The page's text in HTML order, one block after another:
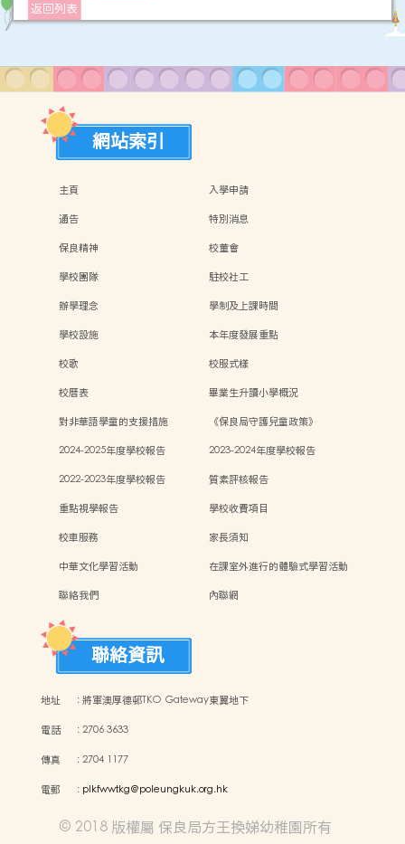
返回列表
網站索引
主頁
入學申請
通告
特別消息
保良精神
校董會
學校團隊
駐校社工
辦學理念
學制及上課時間
學校設施
本年度發展重點
校歌
校服式樣
校曆表
畢業生升讀小學概況
對非華語學童的支援措施
《保良局守護兒童政策》
2024-2025年度學校報告
2023-2024年度學校報告
2022-2023年度學校報告
質素評核報告
重點視學報告
學校收費項目
校車服務
家長須知
中華文化學習活動
在課室外進行的體驗式學習活動
聯絡我們
內聯網
聯絡資訊
地址 :將軍澳厚德邨TKO Gateway東翼地下
電話 :2706 3633
傳真 :2704 1177
電郵 : plkfwwtkg@poleungkuk.org.hk
© 2018 版權屬 保良局方王換娣幼稚園所有